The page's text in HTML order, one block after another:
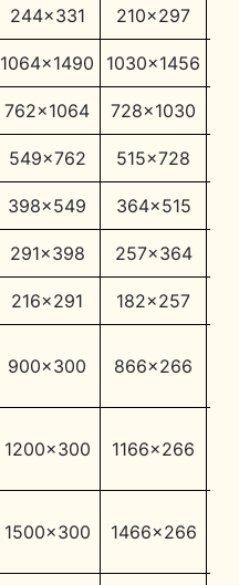
244×331 210×297
1064×1490 1030×1456
762×1064 728×1030
549×762 515×728
398×549 364×515
291×398 257×364
216×291 182×257
900×300 866×266
1200×300 1166×266
1500×300 1466×266